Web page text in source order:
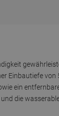
Einbautiefe von
ein
die